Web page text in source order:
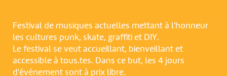
Festival de musiques actuelles mettant à l'honneur
les cultures punk, skate, graffiti et DIY.
Le festival se veut accueillant, bienveillant et
accessible à tous.tes. Dans ce but, les 4 jours
d'événement sont à prix libre.